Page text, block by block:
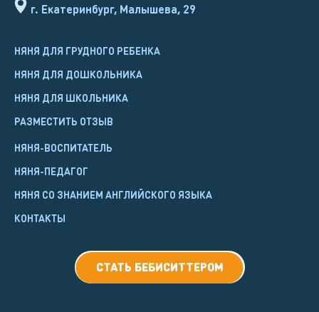
г. Екатеринбург, Малышева, 29
НЯНЯ ДЛЯ ГРУДНОГО РЕБЕНКА
НЯНЯ ДЛЯ ДОШКОЛЬНИКА
НЯНЯ ДЛЯ ШКОЛЬНИКА
РАЗМЕСТИТЬ ОТЗЫВ
НЯНЯ-ВОСПИТАТЕЛЬ
НЯНЯ-ПЕДАГОГ
НЯНЯ СО ЗНАНИЕМ АНГЛИЙСКОГО ЯЗЫКА
КОНТАКТЫ
СТАТЬ БЕБИСИТТЕРОМ